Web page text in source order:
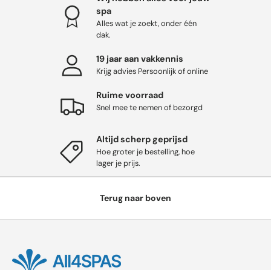
spa
Alles wat je zoekt, onder één
dak.
19 jaar aan vakkennis
Krijg advies Persoonlijk of online
Ruime voorraad
Snel mee te nemen of bezorgd
Altijd scherp geprijsd
Hoe groter je bestelling, hoe
lager je prijs.
Terug naar boven